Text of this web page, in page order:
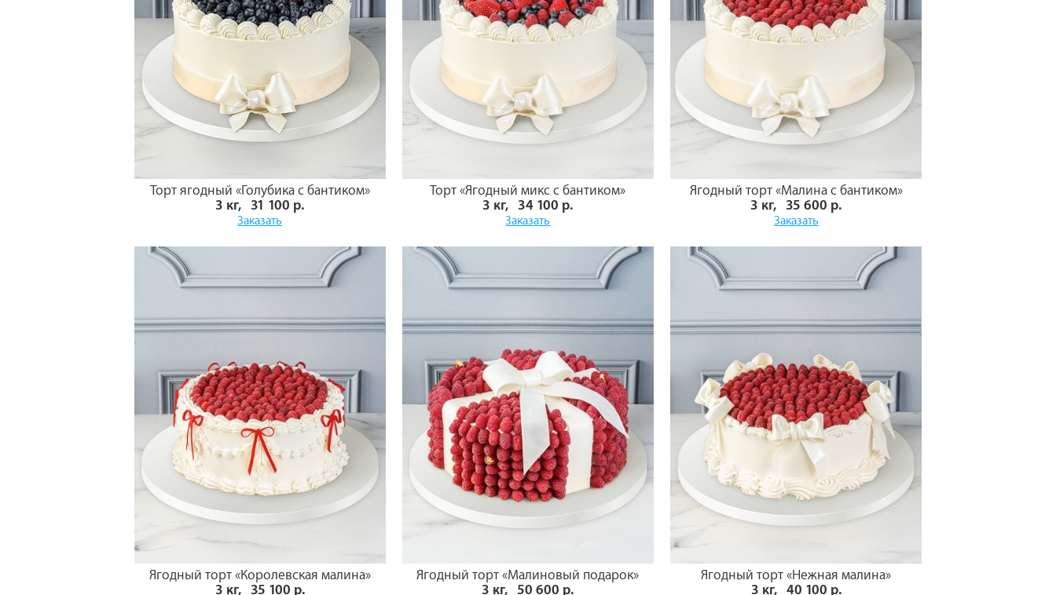
Торт ягодный «Голубика с бантиком»
3 кг, 31 100 р.
Заказать
Торт «Ягодный микс с бантиком»
3 кг, 34 100 р.
Заказать
Ягодный торт «Малина с бантиком»
3 кг, 35 600 р.
Заказать
Ягодный торт «Королевская малина»
3 кг, 35 100 р.
Ягодный торт «Малиновый подарок»
3 кг, 50 600 р.
Ягодный торт «Нежная малина»
3 кг, 40 100 р.